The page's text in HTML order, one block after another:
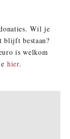
Wil je
blijft bestaan?
is welkom
hier.